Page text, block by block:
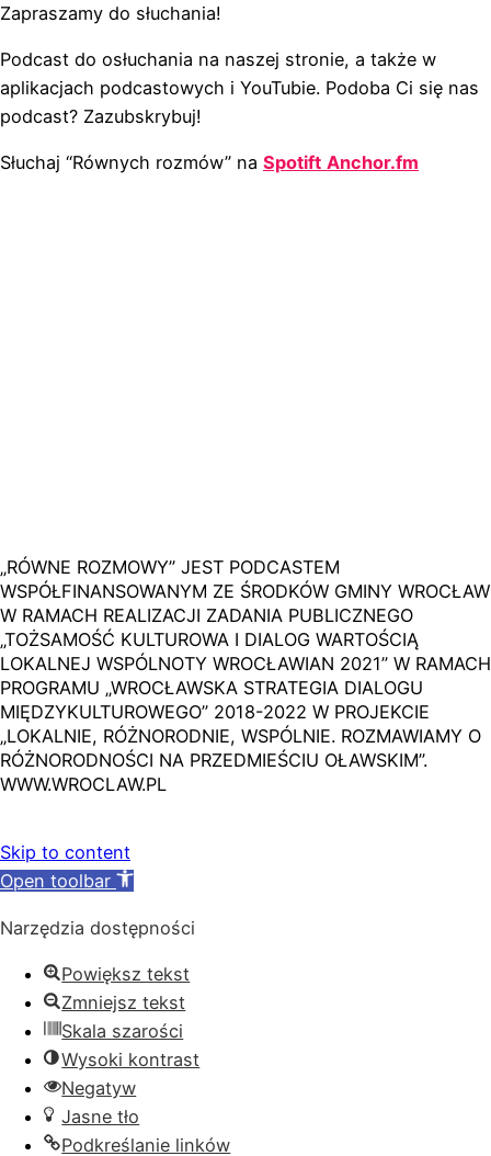
Zapraszamy do słuchania!
Podcast do osłuchania na naszej stronie, a także w
aplikacjach podcastowych i YouTubie. Podoba Ci się nas
podcast? Zazubskrybuj!
Słuchaj “Równych rozmów” na Spotift Anchor.fm
„RÓWNE ROZMOWY” JEST PODCASTEM
WSPÓŁFINANSOWANYM ZE ŚRODKÓW GMINY WROCŁAW
W RAMACH REALIZACJI ZADANIA PUBLICZNEGO
„TOŻSAMOŚĆ KULTUROWA I DIALOG WARTOŚCIĄ
LOKALNEJ WSPÓLNOTY WROCŁAWIAN 2021” W RAMACH
PROGRAMU „WROCŁAWSKA STRATEGIA DIALOGU
MIĘDZYKULTUROWEGO” 2018-2022 W PROJEKCIE
„LOKALNIE, RÓŻNORODNIE, WSPÓLNIE. ROZMAWIAMY O
RÓŻNORODNOŚCI NA PRZEDMIEŚCIU OŁAWSKIM”.
WWW.WROCLAW.PL
Skip to content
Open toolbar
Narzędzia dostępności
Powiększ tekst
Zmniejsz tekst
Skala szarości
Wysoki kontrast
Negatyw
Jasne tło
Podkreślanie linków